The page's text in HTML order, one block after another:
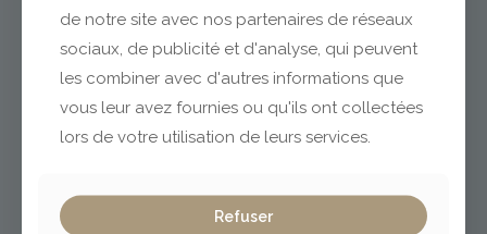
04 73 42 18 38
lexpo@gabriel-sa.fr
Vichy / Cusset
de notre site avec nos partenaires de réseaux
sociaux, de publicité et d'analyse, qui peuvent
les combiner avec d'autres informations que
vous leur avez fournies ou qu'ils ont collectées
lors de votre utilisation de leurs services.
Refuser